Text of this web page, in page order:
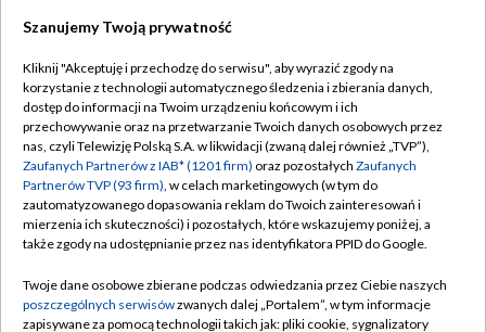
TVP
Abonament TVP
Emisja w TVP
Centrum informacji TVP
Naziemna Telewizja Cyfrowa
Rada Programowa
Regulamin TVP
Polityka prywatności
Moje zgody
Pomoc
Kontakt
Szanujemy Twoją prywatność
Kliknij "Akceptuję i przechodzę do serwisu", aby wyrazić zgody na
korzystanie z technologii automatycznego śledzenia i zbierania danych,
dostęp do informacji na Twoim urządzeniu końcowym i ich
przechowywanie oraz na przetwarzanie Twoich danych osobowych przez
nas, czyli Telewizję Polską S.A. w likwidacji (zwaną dalej również „TVP”),
Zaufanych Partnerów z IAB* (1201 firm) oraz pozostałych Zaufanych
Partnerów TVP (93 firm), w celach marketingowych (w tym do
zautomatyzowanego dopasowania reklam do Twoich zainteresowań i
mierzenia ich skuteczności) i pozostałych, które wskazujemy poniżej, a
także zgody na udostępnianie przez nas identyfikatora PPID do Google.
Twoje dane osobowe zbierane podczas odwiedzania przez Ciebie naszych
poszczególnych serwisówzwanych dalej „Portalem”, w tym informacje
zapisywane za pomocą technologii takich jak: pliki cookie, sygnalizatory